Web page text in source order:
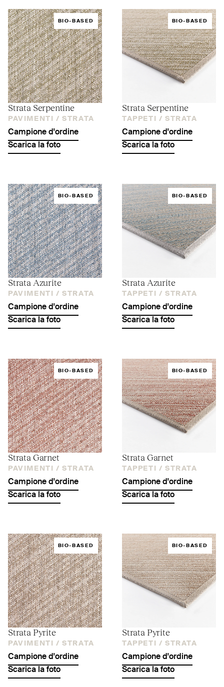
BIO-BASED
Strata Serpentine
PAVIMENTI / STRATA
Campione d'ordine
Scarica la foto
BIO-BASED
Strata Serpentine
TAPPETI / STRATA
Campione d'ordine
Scarica la foto
BIO-BASED
Strata Azurite
PAVIMENTI / STRATA
Campione d'ordine
Scarica la foto
BIO-BASED
Strata Azurite
TAPPETI / STRATA
Campione d'ordine
Scarica la foto
BIO-BASED
Strata Garnet
PAVIMENTI / STRATA
Campione d'ordine
Scarica la foto
BIO-BASED
Strata Garnet
TAPPETI / STRATA
Campione d'ordine
Scarica la foto
BIO-BASED
Strata Pyrite
PAVIMENTI / STRATA
Campione d'ordine
Scarica la foto
BIO-BASED
Strata Pyrite
TAPPETI / STRATA
Campione d'ordine
Scarica la foto